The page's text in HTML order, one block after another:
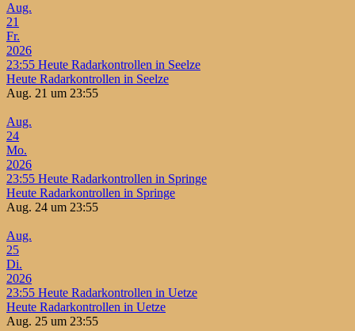
Aug.
21
Fr.
2026
23:55 Heute Radarkontrollen in Seelze
Heute Radarkontrollen in Seelze
Aug. 21 um 23:55
Aug.
24
Mo.
2026
23:55 Heute Radarkontrollen in Springe
Heute Radarkontrollen in Springe
Aug. 24 um 23:55
Aug.
25
Di.
2026
23:55 Heute Radarkontrollen in Uetze
Heute Radarkontrollen in Uetze
Aug. 25 um 23:55